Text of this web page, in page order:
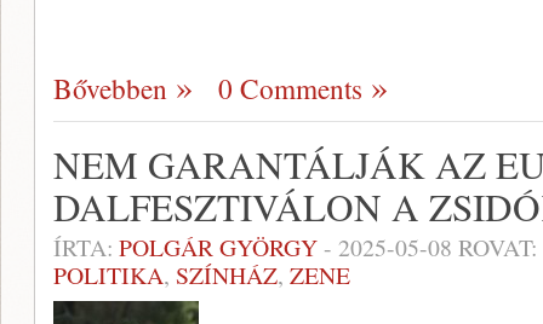
Bővebben 0 Comments
NEM GARANTÁLJÁK AZ
DALFESZTIVÁLON A
ÍRTA: POLGÁR GYÖRGY- 2025-05-08 ROVAT:
POLITIKA, SZÍNHÁZ, ZENE